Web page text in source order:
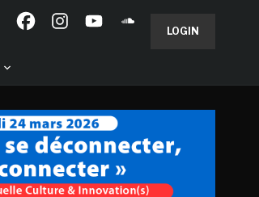
LOGIN